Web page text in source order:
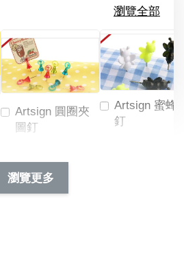
瀏覽全部
Artsign 圓圈夾
圖釘
NT$ 19.00
NT$ 66.00
Artsign 蜜蜂
釘
瀏覽更多